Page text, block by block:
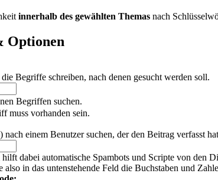
innerhalb des gewählten Themas nach
Optionen
Begriffe schreiben, nach denen gesucht werden soll.
Begriffen suchen.
muss vorhanden sein.
einem Benutzer suchen, der den Beitrag verfasst
dabei automatische Spambots und Scripte von den
also in das untenstehende Feld die Buchstaben und